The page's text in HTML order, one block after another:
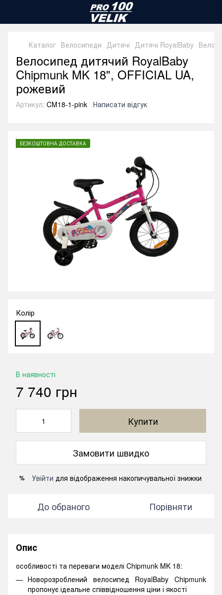
Каталог Велосипеди Дитячі Дитячі RoyalBaby
Велосипед дитячий RoyalBaby
Chipmunk MK 18", OFFICIAL UA,
рожевий
Артикул: CM18-1-pink Написати відгук
БЕЗКОШТОВНА ДОСТАВКА
Колір
В наявності
7 740 грн
Купити
Замовити швидко
% Увійти для відображення накопичувальної знижки
До обраного Порівняти
Опис
особливості та переваги моделі Chipmunk MK 18:
Новорозроблений велосипед RoyalBaby Chipmunk
пропонує ідеальне співвідношення ціни і якості